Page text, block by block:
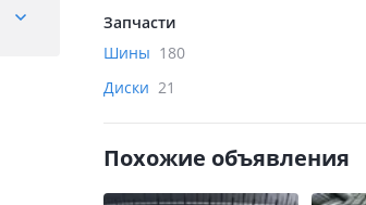
Запчасти
Шины 180
Диски 21
Похожие объявления